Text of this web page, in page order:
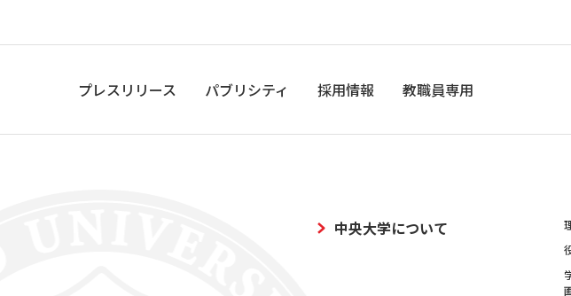
プレスリリース パブリシティ 採用情報 教職員専用
中央大学について